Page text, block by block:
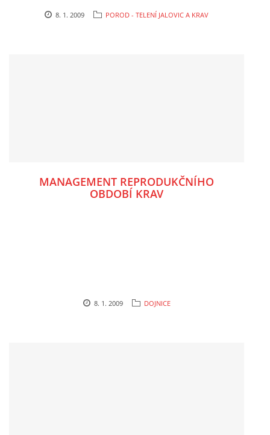
8. 1. 2009 POROD - TELENÍ JALOVIC A KRAV
MANAGEMENT REPRODUKČNÍHO
OBDOBÍ KRAV
8. 1. 2009 DOJNICE